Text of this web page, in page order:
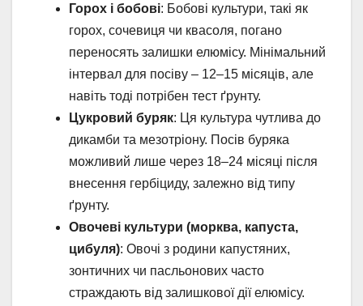
Горох і бобові: Бобові культури, такі як
горох, сочевиця чи квасоля, погано
переносять залишки елюмісу. Мінімальний
інтервал для посіву – 12–15 місяців, але
навіть тоді потрібен тест ґрунту.
Цукровий буряк: Ця культура чутлива до
дикамби та мезотріону. Посів буряка
можливий лише через 18–24 місяці після
внесення гербіциду, залежно від типу
ґрунту.
Овочеві культури (морква, капуста,
цибуля): Овочі з родини капустяних,
зонтичних чи пасльонових часто
страждають від залишкової дії елюмісу.